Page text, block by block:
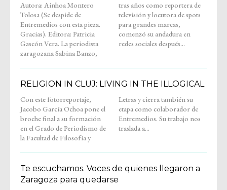
Autora: Ainhoa Montero
Tolosa (Se despide de
Entremedios con esta pieza.
Gracias). Editora: Patricia
Gascón Vera. La periodista
zaragozana Sabina Banzo,
tras años como reportera de
televisión y locutora de spots
para grandes marcas,
comenzó su andadura en
redes sociales después...
RELIGION IN CLUJ: LIVING IN THE ILLOGICAL
Con este fotorreportaje,
Jacobo García Ochoa pone el
broche final a su formación
en el Grado de Periodismo de
la Facultad de Filosofía y
Letras y cierra también su
etapa como colaborador de
Entremedios. Su trabajo nos
traslada a...
Te escuchamos. Voces de quienes llegaron a
Zaragoza para quedarse